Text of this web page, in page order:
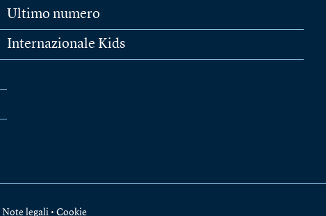
Ultimo numero
Internazionale Kids
Note legali • Cookie